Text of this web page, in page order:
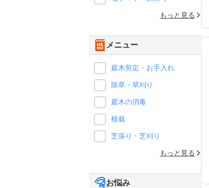
もっと見る
メニュー
庭木剪定・お手入れ
除草・草刈り
庭木の消毒
植栽
芝張り・芝刈り
もっと見る
お悩み